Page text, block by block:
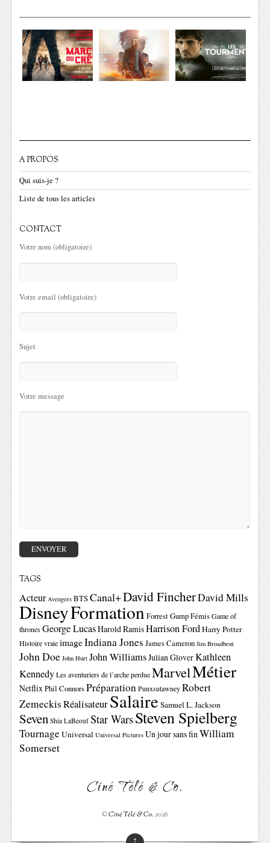
A PROPOS
Qui suis-je ?
Liste de tous les articles
CONTACT
Votre nom (obligatoire)
Votre email (obligatoire)
Sujet
Votre message
TAGS
Acteur Avengers BTSCanal+David FincherDavid Mills
DisneyFormationForrest GumpFémis Game of
thrones George LucasHarold RamisHarrison FordHarry Potter
Histoire vraie imageIndiana Jones James Cameron Jim Broadbent
John Doe John Hurt John WilliamsJulian GloverKathleen
Kennedy Les aventuriers de l’arche perdue MarvelMétier
NetflixPhil ConnorsPréparation Punxsutawney Robert
ZemeckisRéalisateurSalaire Samuel L. Jackson
Seven Shia LaBeouf Star WarsSteven Spielberg
TournageUniversal Universal Pictures Un jour sans finWilliam
Somerset
Ciné Télé & Co.
©Ciné Télé & Co.2026
↑